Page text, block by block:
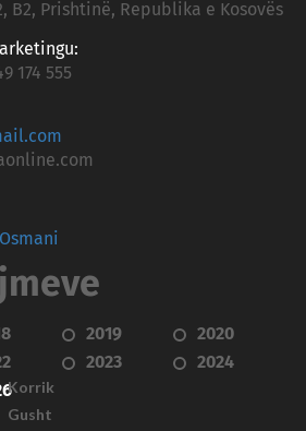
B2, Prishtinë, Republika e Kosovës
174 555
2019
2020
2023
2024
Korrik
Gusht